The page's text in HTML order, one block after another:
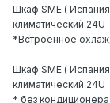
Шкаф SME (
климатический
*Встроенное охла
Шкаф SME (
климатический
* без кондиционера